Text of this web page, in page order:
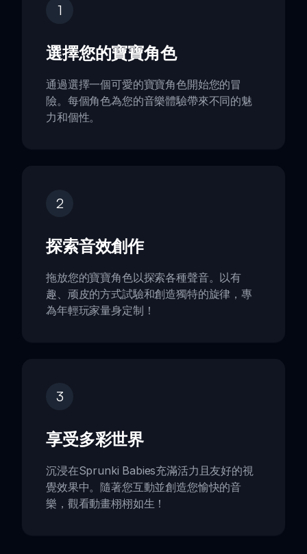
1
選擇您的寶寶角色
通過選擇一個可愛的寶寶角色開始您的冒
險。每個角色為您的音樂體驗帶來不同的魅
力和個性。
2
探索音效創作
拖放您的寶寶角色以探索各種聲音。以有
趣、顽皮的方式試驗和創造獨特的旋律，專
為年輕玩家量身定制！
3
享受多彩世界
沉浸在Sprunki Babies充滿活力且友好的視
覺效果中。隨著您互動並創造您愉快的音
樂，觀看動畫栩栩如生！